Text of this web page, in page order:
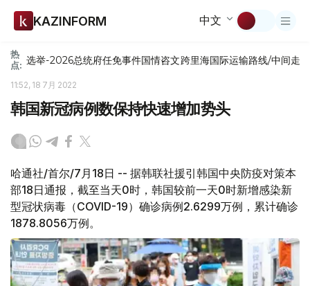
KAZINFORM 中文
热
点: 选举-2026总统府任免事件国情咨文跨里海国际运输路线/中间走廊
11:52, 18 7月 2022
韩国新冠病例数保持快速增加势头
哈通社/首尔/7月18日 -- 据韩联社援引韩国中央防疫对策本
部18日通报，截至当天0时，韩国较前一天0时新增感染新
型冠状病毒（COVID-19）确诊病例2.6299万例，累计确诊
1878.8056万例。